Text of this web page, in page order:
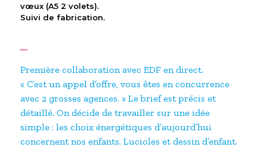
vœux (A5 2 volets).
Suivi de fabrication.
Première collaboration avec EDF en direct.
« C’est un appel d’offre, vous êtes en concurrence
avec 2 grosses agences. » Le brief est précis et
détaillé. On décide de travailler sur une idée
simple : les choix énergétiques d’aujourd’hui
concernent nos enfants. Lucioles et dessin d’enfant.